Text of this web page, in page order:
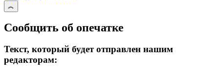
Сообщить об опечатке
Текст, который будет отправлен нашим
редакторам: